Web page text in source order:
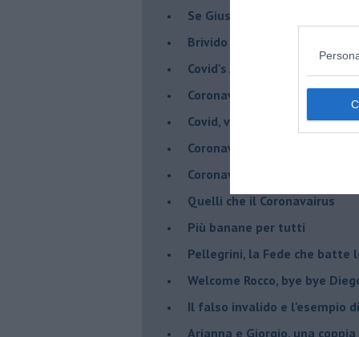
Se Giuseppe Conte si veste
Brivido di terrore... la
Covid's Anatomy
Coronavirus, scacco al racket
Covid, vade a un metro - Gli
Coronavirus, vade a un metro
Coronavirus, Menelicche
Quelli che il Coronavairus
Più banane per tutti
Pellegrini, la Fede che batte
Welcome Rocco, bye bye
Il falso invalido e l'esempio
Arianna e Giorgio, una